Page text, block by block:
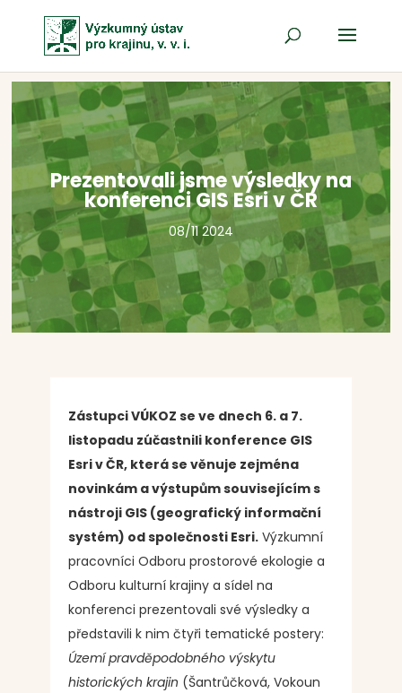
Prezentovali jsme výsledky na
konferenci GIS Esri v ČR
08/11 2024
Zástupci VÚKOZ se ve dnech 6. a 7.
listopadu zúčastnili konference GIS
Esri v ČR, která se věnuje zejména
novinkám a výstupům souvisejícím s
nástroji GIS (geografický informační
systém) od společnosti Esri.Výzkumní
pracovníci Odboru prostorové ekologie a
Odboru kulturní krajiny a sídel na
konferenci prezentovali své výsledky a
představili k nim čtyři tematické postery:
Území pravděpodobného výskytu
historických krajin (Šantrůčková, Vokoun